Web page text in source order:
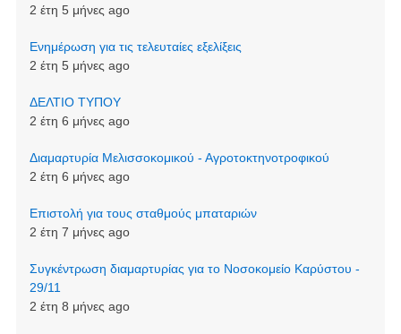
2 έτη 5 μήνες ago
Ενημέρωση για τις τελευταίες εξελίξεις
2 έτη 5 μήνες ago
ΔΕΛΤΙΟ ΤΥΠΟΥ
2 έτη 6 μήνες ago
Διαμαρτυρία Μελισσοκομικού - Αγροτοκτηνοτροφικού
2 έτη 6 μήνες ago
Επιστολή για τους σταθμούς μπαταριών
2 έτη 7 μήνες ago
Συγκέντρωση διαμαρτυρίας για το Νοσοκομείο Καρύστου -
29/11
2 έτη 8 μήνες ago